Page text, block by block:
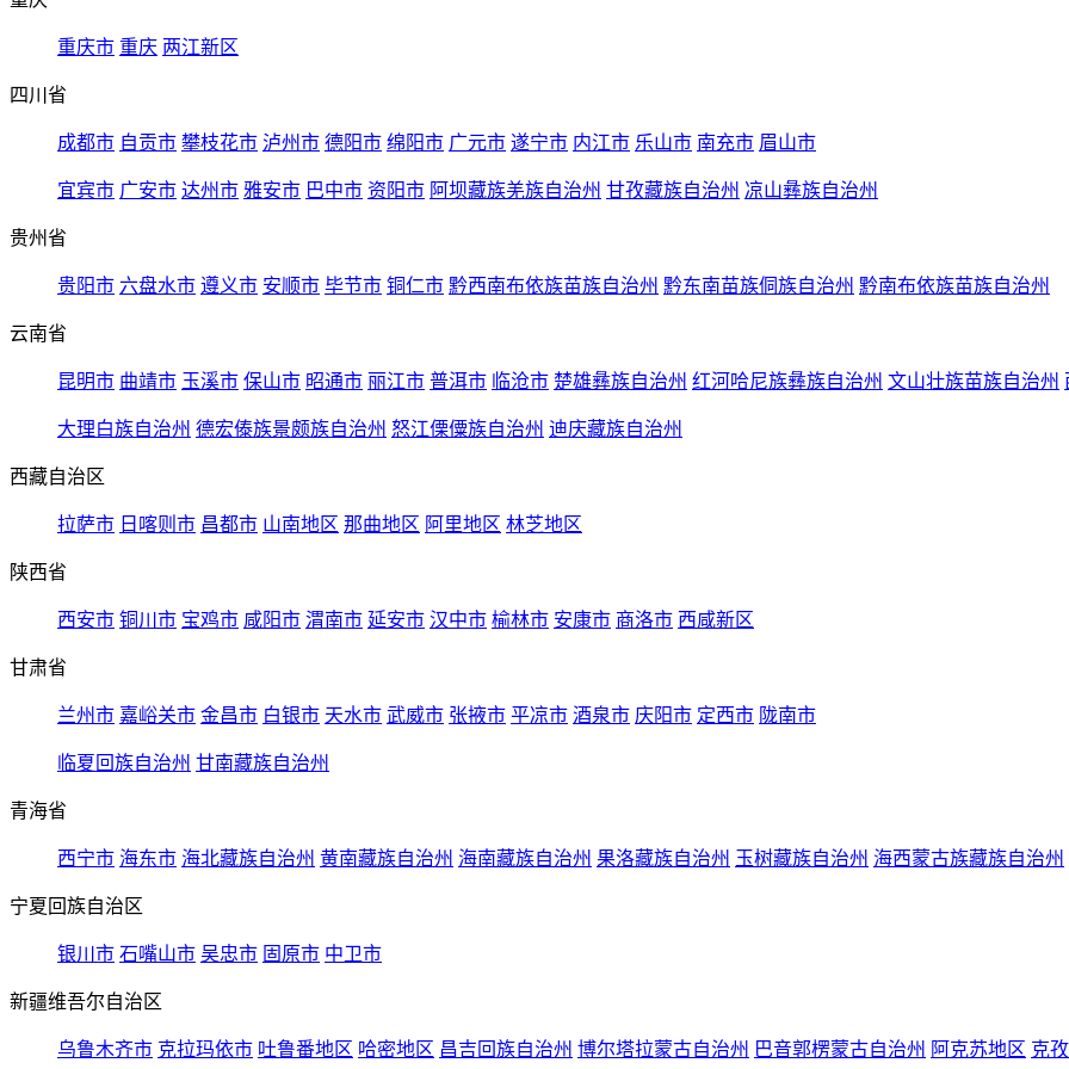
重庆市 重庆 两江新区
四川省
成都市 自贡市 攀枝花市 泸州市 德阳市 绵阳市 广元市 遂宁市 内江市 乐山市 南充市 眉山市
宜宾市 广安市 达州市 雅安市 巴中市 资阳市 阿坝藏族羌族自治州 甘孜藏族自治州 凉山彝族自治州
贵州省
贵阳市 六盘水市 遵义市 安顺市 毕节市 铜仁市 黔西南布依族苗族自治州 黔东南苗族侗族自治州 黔南布依族苗族自治州
云南省
昆明市 曲靖市 玉溪市 保山市 昭通市 丽江市 普洱市 临沧市 楚雄彝族自治州 红河哈尼族彝族自治州 文山壮族苗族自治州
大理白族自治州 德宏傣族景颇族自治州 怒江傈僳族自治州 迪庆藏族自治州
西藏自治区
拉萨市 日喀则市 昌都市 山南地区 那曲地区 阿里地区 林芝地区
陕西省
西安市 铜川市 宝鸡市 咸阳市 渭南市 延安市 汉中市 榆林市 安康市 商洛市 西咸新区
甘肃省
兰州市 嘉峪关市 金昌市 白银市 天水市 武威市 张掖市 平凉市 酒泉市 庆阳市 定西市 陇南市
临夏回族自治州 甘南藏族自治州
青海省
西宁市 海东市 海北藏族自治州 黄南藏族自治州 海南藏族自治州 果洛藏族自治州 玉树藏族自治州 海西蒙古族藏族自治州
宁夏回族自治区
银川市 石嘴山市 吴忠市 固原市 中卫市
新疆维吾尔自治区
乌鲁木齐市 克拉玛依市 吐鲁番地区 哈密地区 昌吉回族自治州 博尔塔拉蒙古自治州 巴音郭楞蒙古自治州 阿克苏地区 克